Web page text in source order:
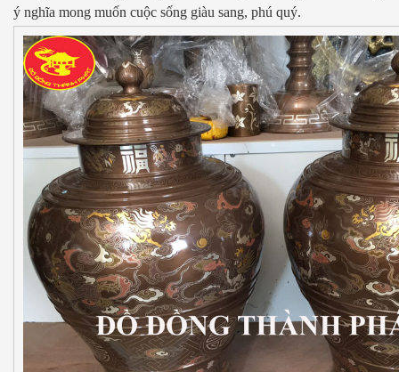
ý nghĩa mong muốn cuộc sống giàu sang, phú quý.